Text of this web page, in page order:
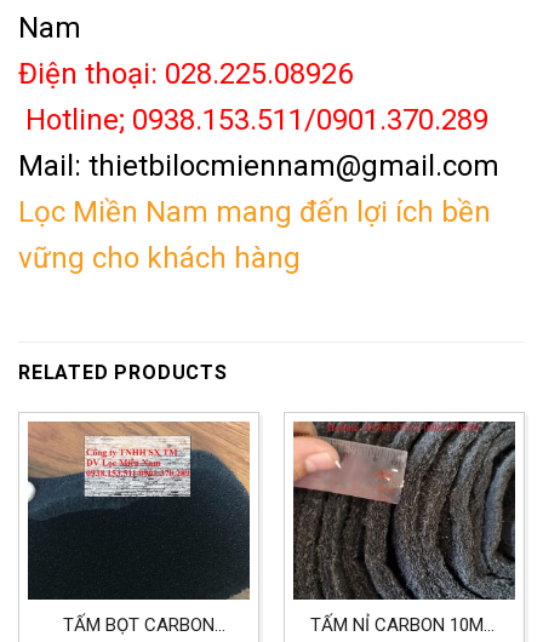
Nam
Điện thoại: 028.225.08926
Hotline; 0938.153.511/0901.370.289
Mail: thietbilocmiennam@gmail.com
Lọc Miền Nam mang đến lợi ích bền
vững cho khách hàng
RELATED PRODUCTS
TẤM BỌT CARBON
TẤM NỈ CARBON 10MM